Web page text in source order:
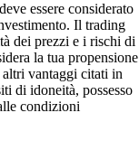
essere considerato
Il trading
dei prezzi e i rischi di
la tua propensione
vantaggi citati in
di idoneità, possesso
condizioni